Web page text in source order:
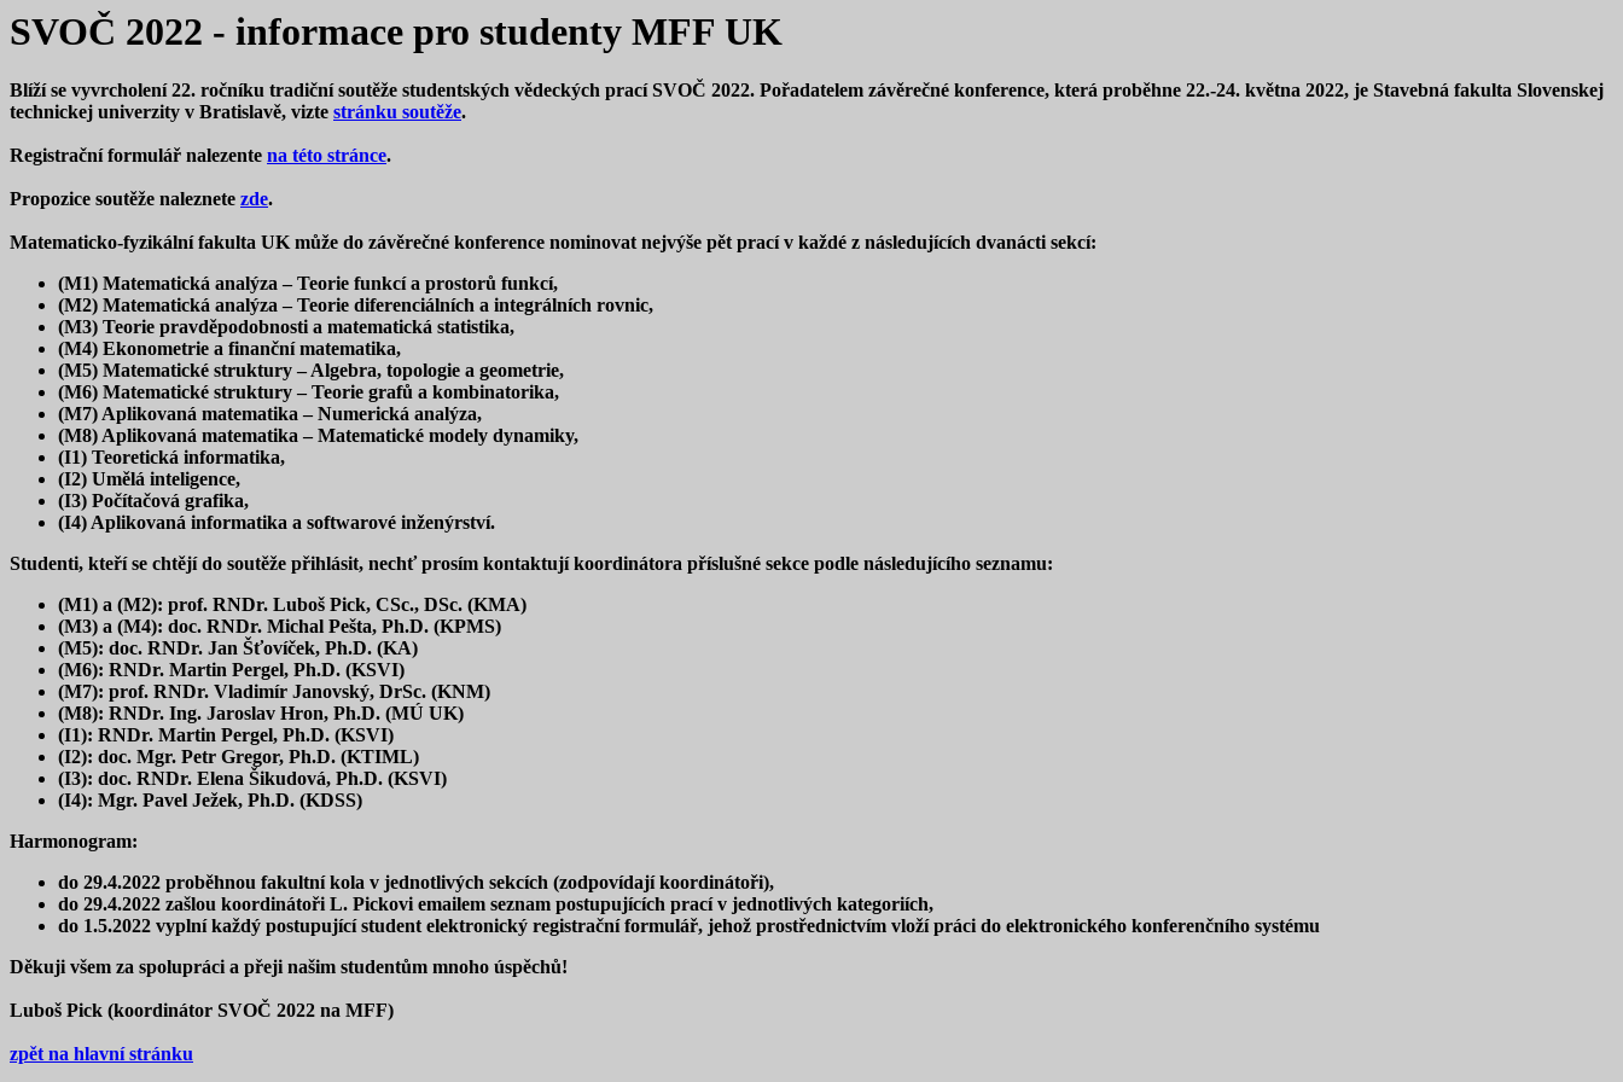
SVOČ 2022 - informace pro studenty MFF UK
Blíží se vyvrcholení 22. ročníku tradiční soutěže studentských vědeckých prací SVOČ 2022. Pořadatelem závěrečné konference, která proběhne 22.-24. května 2022, je Stavebná fakulta Slovenskej
technickej univerzity v Bratislavě, vizte stránku soutěže.
Registrační formulář nalezente na této stránce.
Propozice soutěže naleznete zde.
Matematicko-fyzikální fakulta UK může do závěrečné konference nominovat nejvýše pět prací v každé z následujících dvanácti sekcí:
(M1) Matematická analýza – Teorie funkcí a prostorů funkcí,
(M2) Matematická analýza – Teorie diferenciálních a integrálních rovnic,
(M3) Teorie pravděpodobnosti a matematická statistika,
(M4) Ekonometrie a finanční matematika,
(M5) Matematické struktury – Algebra, topologie a geometrie,
(M6) Matematické struktury – Teorie grafů a kombinatorika,
(M7) Aplikovaná matematika – Numerická analýza,
(M8) Aplikovaná matematika – Matematické modely dynamiky,
(I1) Teoretická informatika,
(I2) Umělá inteligence,
(I3) Počítačová grafika,
(I4) Aplikovaná informatika a softwarové inženýrství.
Studenti, kteří se chtějí do soutěže přihlásit, nechť prosím kontaktují koordinátora příslušné sekce podle následujícího seznamu:
(M1) a (M2): prof. RNDr. Luboš Pick, CSc., DSc. (KMA)
(M3) a (M4): doc. RNDr. Michal Pešta, Ph.D. (KPMS)
(M5): doc. RNDr. Jan Šťovíček, Ph.D. (KA)
(M6): RNDr. Martin Pergel, Ph.D. (KSVI)
(M7): prof. RNDr. Vladimír Janovský, DrSc. (KNM)
(M8): RNDr. Ing. Jaroslav Hron, Ph.D. (MÚ UK)
(I1): RNDr. Martin Pergel, Ph.D. (KSVI)
(I2): doc. Mgr. Petr Gregor, Ph.D. (KTIML)
(I3): doc. RNDr. Elena Šikudová, Ph.D. (KSVI)
(I4): Mgr. Pavel Ježek, Ph.D. (KDSS)
Harmonogram:
do 29.4.2022 proběhnou fakultní kola v jednotlivých sekcích (zodpovídají koordinátoři),
do 29.4.2022 zašlou koordinátoři L. Pickovi emailem seznam postupujících prací v jednotlivých kategoriích,
do 1.5.2022 vyplní každý postupující student elektronický registrační formulář, jehož prostřednictvím vloží práci do elektronického konferenčního systému
Děkuji všem za spolupráci a přeji našim studentům mnoho úspěchů!
Luboš Pick (koordinátor SVOČ 2022 na MFF)
zpět na hlavní stránku